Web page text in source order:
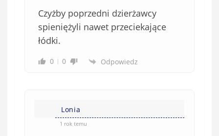
Czyżby poprzedni dzierżawcy
spieniężyli nawet przeciekające
łódki.
0 0 Odpowiedz
Lonia
1 rok temu